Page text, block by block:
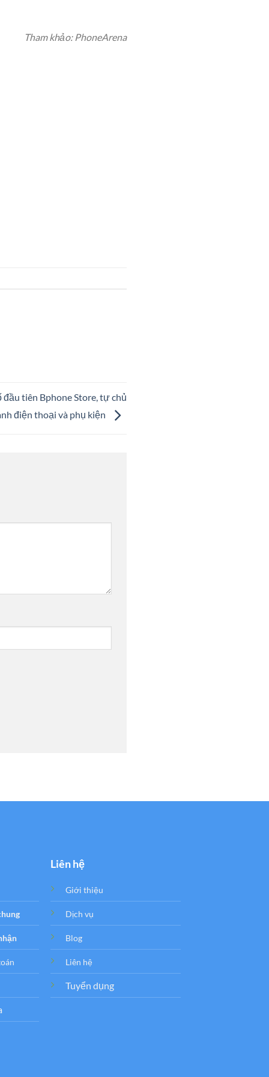
Tham khảo: PhoneArena
tiên Bphone Store, tự chủ
điện thoại và phụ kiện
Liên hệ
Giới thiệu
Dịch vụ
Blog
Liên hệ
Tuyển dụng